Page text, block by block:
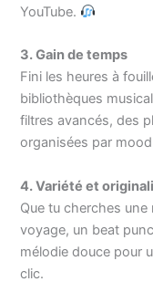
YouTube.
3. Gain de temps
Fini les heures à
bibliothèques
filtres avancés, des
organisées par
4. Variété et
Que tu cherches une
voyage, un beat
mélodie douce pour
clic.